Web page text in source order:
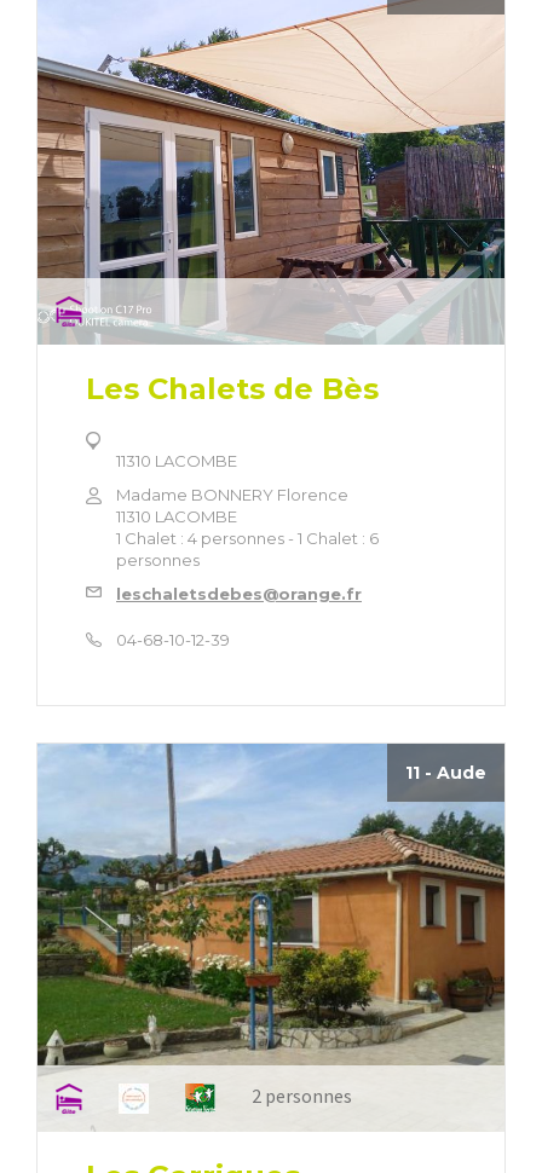
Les Chalets de Bès
11310 LACOMBE
Madame BONNERY Florence
11310 LACOMBE
1 Chalet : 4 personnes - 1 Chalet : 6
personnes
leschaletsdebes@orange.fr
04-68-10-12-39
11 - Aude
2 personnes